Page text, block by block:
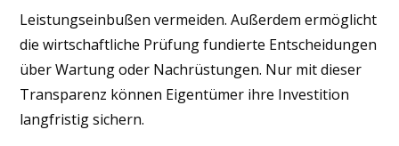
Leistungseinbußen vermeiden. Außerdem ermöglicht
die wirtschaftliche Prüfung fundierte Entscheidungen
über Wartung oder Nachrüstungen. Nur mit dieser
Transparenz können Eigentümer ihre Investition
langfristig sichern.